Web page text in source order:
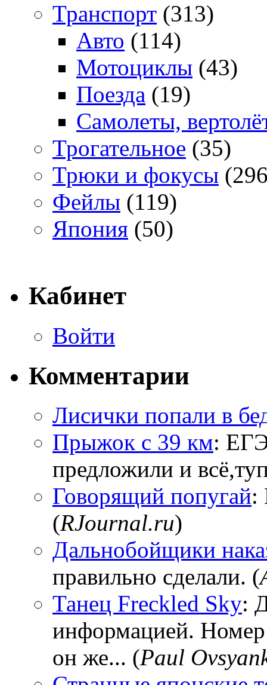
Транспорт (313)
Авто (114)
Мотоциклы (43)
Поезда (19)
Самолеты,
Трогательное (35)
Трюки и фокусы
Фейлы (119)
Япония (50)
Кабинет
Войти
Комментарии
Лисички попали в
Прыжок с 39 км:
предложили и
Говорящий попугай:
(RJournal.ru)
Дальнобойщики
правильно сделали. (
Танец Freckled Sky:
информацией.
он же... (Paul